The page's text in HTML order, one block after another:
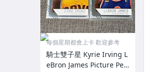
每個星期都會上卡 歡迎參考
騎士雙子星 Kyrie Irving L
eBron James Picture Perf